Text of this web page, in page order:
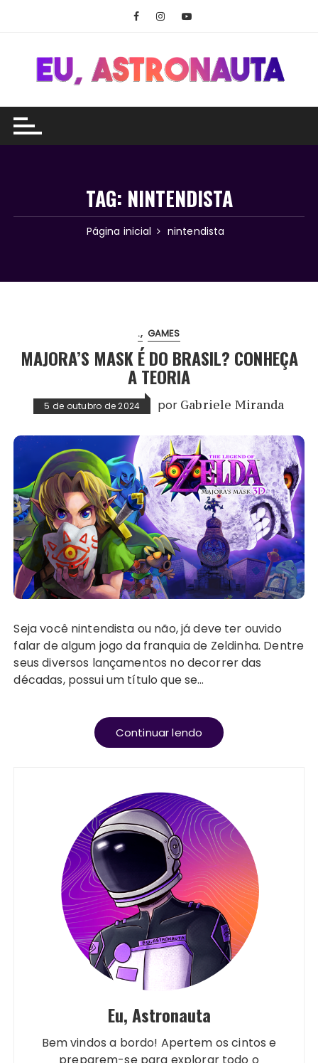
conteúdo
TAG: NINTENDISTA
Página inicial nintendista
. GAMES
MAJORA’S MASK É DO BRASIL? CONHEÇA
A TEORIA
5 de outubro de 2024 por Gabriele Miranda
Seja você nintendista ou não, já deve ter ouvido
falar de algum jogo da franquia de Zeldinha. Dentre
seus diversos lançamentos no decorrer das
décadas, possui um título que se…
Continuar lendo
Eu, Astronauta
Bem vindos a bordo! Apertem os cintos e